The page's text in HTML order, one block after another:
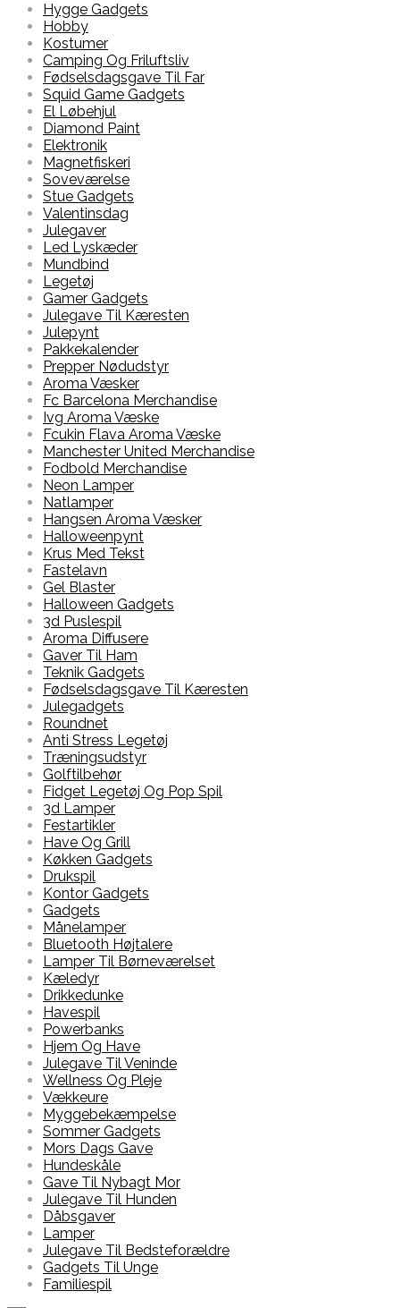
Hygge Gadgets
Hobby
Kostumer
Camping Og Friluftsliv
Fødselsdagsgave Til Far
Squid Game Gadgets
El Løbehjul
Diamond Paint
Elektronik
Magnetfiskeri
Soveværelse
Stue Gadgets
Valentinsdag
Julegaver
Led Lyskæder
Mundbind
Legetøj
Gamer Gadgets
Julegave Til Kæresten
Julepynt
Pakkekalender
Prepper Nødudstyr
Aroma Væsker
Fc Barcelona Merchandise
Ivg Aroma Væske
Fcukin Flava Aroma Væske
Manchester United Merchandise
Fodbold Merchandise
Neon Lamper
Natlamper
Hangsen Aroma Væsker
Halloweenpynt
Krus Med Tekst
Fastelavn
Gel Blaster
Halloween Gadgets
3d Puslespil
Aroma Diffusere
Gaver Til Ham
Teknik Gadgets
Fødselsdagsgave Til Kæresten
Julegadgets
Roundnet
Anti Stress Legetøj
Træningsudstyr
Golftilbehør
Fidget Legetøj Og Pop Spil
3d Lamper
Festartikler
Have Og Grill
Køkken Gadgets
Drukspil
Kontor Gadgets
Gadgets
Månelamper
Bluetooth Højtalere
Lamper Til Børneværelset
Kæledyr
Drikkedunke
Havespil
Powerbanks
Hjem Og Have
Julegave Til Veninde
Wellness Og Pleje
Vækkeure
Myggebekæmpelse
Sommer Gadgets
Mors Dags Gave
Hundeskåle
Gave Til Nybagt Mor
Julegave Til Hunden
Dåbsgaver
Lamper
Julegave Til Bedsteforældre
Gadgets Til Unge
Familiespil